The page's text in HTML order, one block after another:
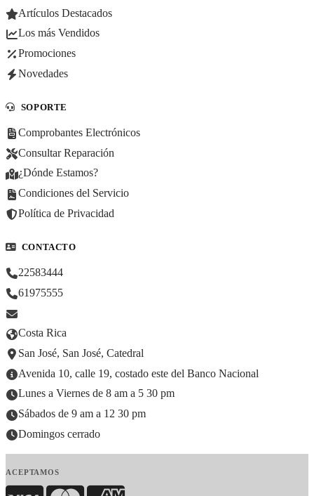
Artículos Destacados
Los más Vendidos
Promociones
Novedades
SOPORTE
Comprobantes Electrónicos
Consultar Reparación
¿Dónde Estamos?
Condiciones del Servicio
Política de Privacidad
CONTACTO
22583444
61975555
Costa Rica
San José, San José, Catedral
Avenida 10, calle 19, costado este del Banco Nacional
Lunes a Viernes de 8 am a 5 30 pm
Sábados de 9 am a 12 30 pm
Domingos cerrado
ACEPTAMOS
Visa MasterCardAmerican Express